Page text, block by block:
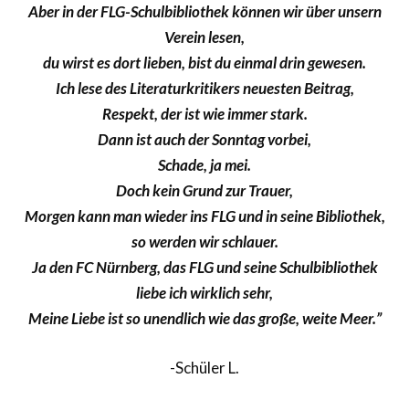
Aber in der FLG-Schulbibliothek können wir über unsern
Verein lesen,
du wirst es dort lieben, bist du einmal drin gewesen.
Ich lese des Literaturkritikers neuesten Beitrag,
Respekt, der ist wie immer stark.
Dann ist auch der Sonntag vorbei,
Schade, ja mei.
Doch kein Grund zur Trauer,
Morgen kann man wieder ins FLG und in seine Bibliothek,
so werden wir schlauer.
Ja den FC Nürnberg, das FLG und seine Schulbibliothek
liebe ich wirklich sehr,
Meine Liebe ist so unendlich wie das große, weite Meer.”
-Schüler L.